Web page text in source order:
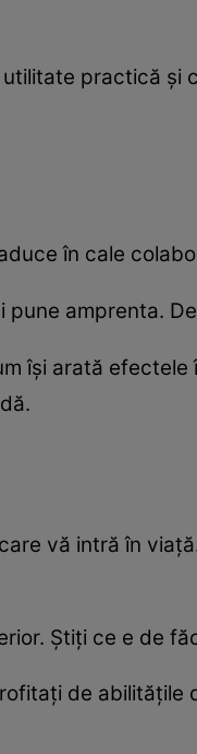
practică și
în cale
pune amprenta.
își arată
vă intră în
Știți ce e de
de